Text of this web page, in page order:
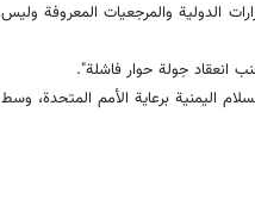
الدولية والمرجعيات المعروفة وليس
انعقاد جولة حوار فاشلة".
اليمنية برعاية الأمم المتحدة، وسط